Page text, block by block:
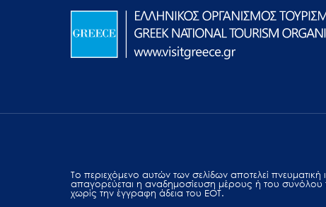
Το περιεχόμενο αυτών των σελίδων αποτελεί πvευματική
απαγορεύεται η αναδημοσίευση μέρους ή του συνόλου
χωρίς την έγγραφη άδεια του ΕΟΤ.